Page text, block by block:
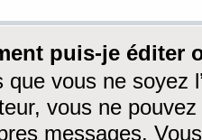
puis-je éditer
que vous ne soyez
vous ne
messages.